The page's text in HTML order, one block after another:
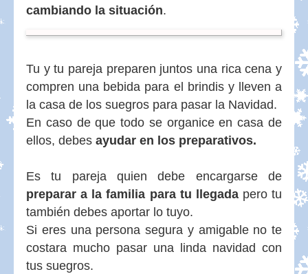
cambiando la situación.
Tu y tu pareja preparen juntos una rica cena y
compren una bebida para el brindis y lleven a
la casa de los suegros para pasar la Navidad.
En caso de que todo se organice en casa de
ellos, debes ayudar en los preparativos.
Es tu pareja quien debe encargarse de
preparar a la familia para tu llegadapero tu
también debes aportar lo tuyo.
Si eres una persona segura y amigable no te
costara mucho pasar una linda navidad con
tus suegros.